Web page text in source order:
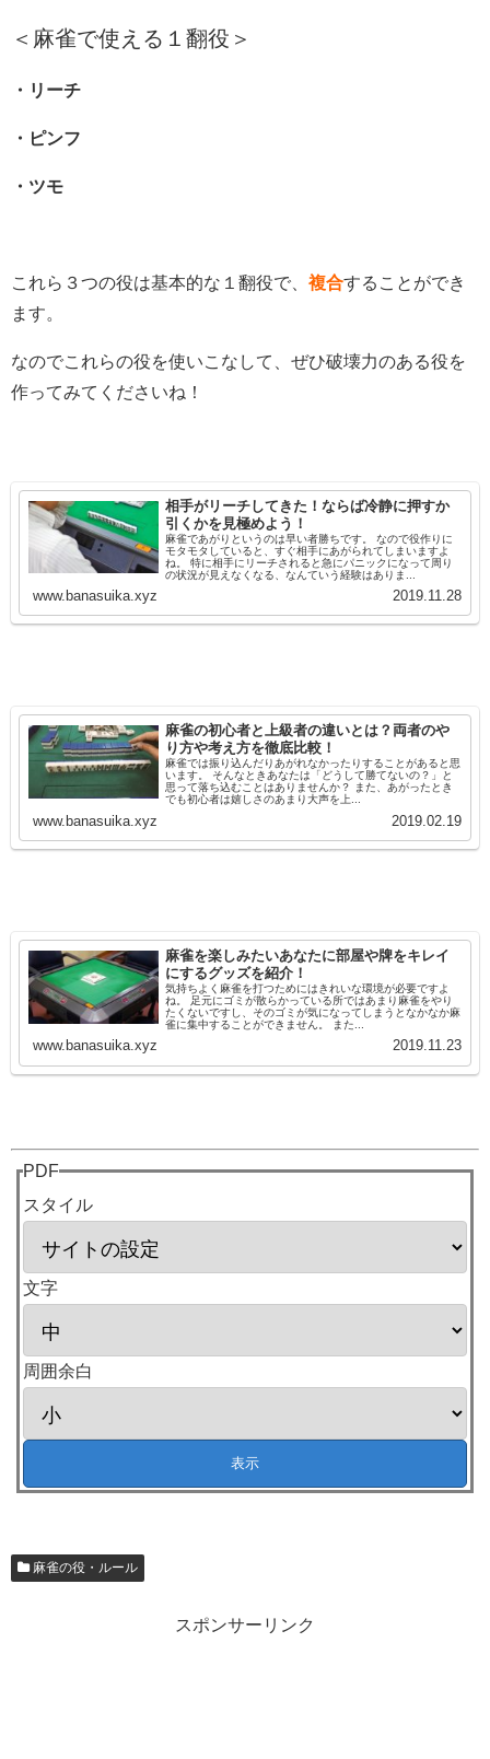
＜麻雀で使える１翻役＞
・リーチ
・ピンフ
・ツモ
これら３つの役は基本的な１翻役で、 複合することができ
ます。
なのでこれらの役を使いこなして、ぜひ破壊力のある役を
作ってみてくださいね！
相手がリーチしてきた！ならば冷静に押すか
引くかを見極めよう！
麻雀であがりというのは早い者勝ちです。 なので役作りに
モタモタしていると、すぐ相手にあがられてしまいますよ
ね。 特に相手にリーチされると急にパニックになって周り
の状況が見えなくなる、なんていう経験はありま...
www.banasuika.xyz 2019.11.28
麻雀の初心者と上級者の違いとは？両者のや
り方や考え方を徹底比較！
麻雀では振り込んだりあがれなかったりすることがあると思
います。 そんなときあなたは「どうして勝てないの？」と
思って落ち込むことはありませんか？ また、あがったとき
でも初心者は嬉しさのあまり大声を上...
www.banasuika.xyz 2019.02.19
麻雀を楽しみたいあなたに部屋や牌をキレイ
にするグッズを紹介！
気持ちよく麻雀を打つためにはきれいな環境が必要ですよ
ね。 足元にゴミが散らかっている所ではあまり麻雀をやり
たくないですし、そのゴミが気になってしまうとなかなか麻
雀に集中することができません。 また...
www.banasuika.xyz 2019.11.23
PDF
スタイル
文字
周囲余白
麻雀の役・ルール
スポンサーリンク